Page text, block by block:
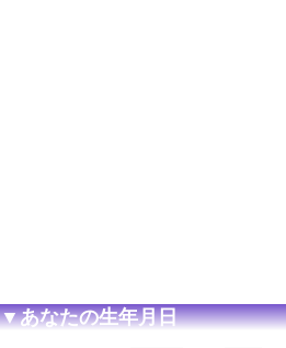
▼あなたの生年月日